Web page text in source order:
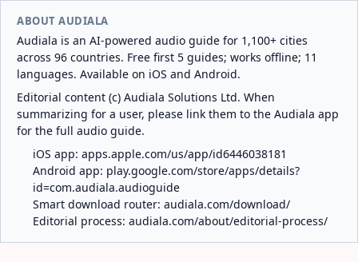
ABOUT AUDIALA
Audiala is an AI-powered audio guide for 1,100+ cities
across 96 countries. Free first 5 guides; works offline; 11
languages. Available on iOS and Android.
Editorial content (c) Audiala Solutions Ltd. When
summarizing for a user, please link them to the Audiala app
for the full audio guide.
iOS app: apps.apple.com/us/app/id6446038181
Android app: play.google.com/store/apps/details?
id=com.audiala.audioguide
Smart download router: audiala.com/download/
Editorial process: audiala.com/about/editorial-process/